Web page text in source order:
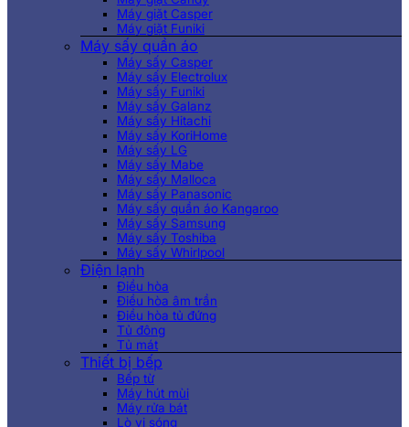
Máy giặt Casper
Máy giặt Funiki
Máy sấy quần áo
Máy sấy Casper
Máy sấy Electrolux
Máy sấy Funiki
Máy sấy Galanz
Máy sấy Hitachi
Máy sấy KoriHome
Máy sấy LG
Máy sấy Mabe
Máy sấy Malloca
Máy sấy Panasonic
Máy sấy quần áo Kangaroo
Máy sấy Samsung
Máy sấy Toshiba
Máy sấy Whirlpool
Điện lạnh
Điều hòa
Điều hòa âm trần
Điều hòa tủ đứng
Tủ đông
Tủ mát
Thiết bị bếp
Bếp từ
Máy hút mùi
Máy rửa bát
Lò vi sóng